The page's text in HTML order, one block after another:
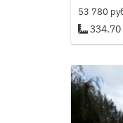
53 780
334.70